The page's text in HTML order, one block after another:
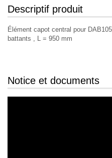
Descriptif produit
Élément capot central pour
battants , L = 950 mm
Notice et documents